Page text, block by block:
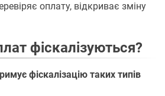
оплату, відкриває зміну
фіскалізуються?
фіскалізацію таких типів